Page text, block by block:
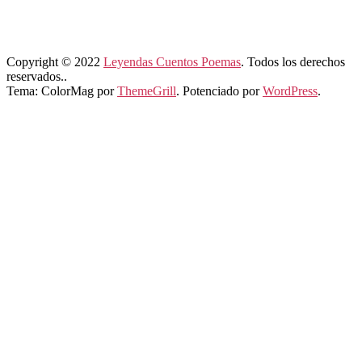
Copyright © 2022 Leyendas Cuentos Poemas. Todos los derechos
reservados..
Tema: ColorMag porThemeGrill. Potenciado porWordPress.